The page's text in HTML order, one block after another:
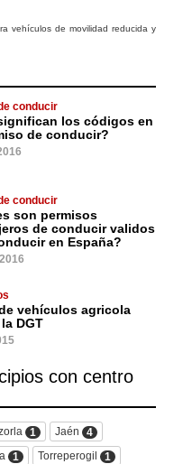
vehículos de movilidad reducida y
conducir
los códigos en
de conducir?
conducir
son permisos
de conducir validos
en España?
vehículos agricola
DGT
con centro
1 Jaén
4
1 Torreperogil
1